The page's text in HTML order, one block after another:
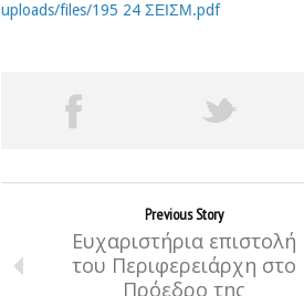
uploads/files/195 24 ΣΕΙΣΜ.pdf
Previous Story
Ευχαριστήρια επιστολή
του Περιφερειάρχη στο
Πρόεδρο της